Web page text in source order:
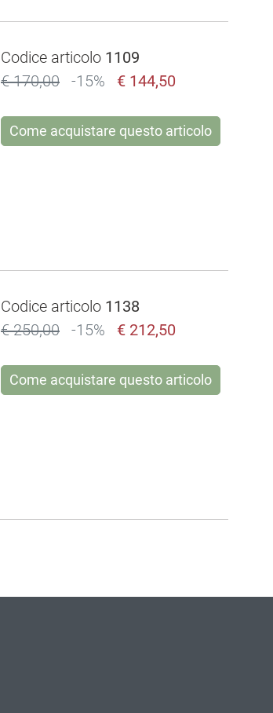
Codice articolo 1109
€ 170,00
-15% € 144,50
Come acquistare questo articolo
Codice articolo 1138
€ 250,00
-15% € 212,50
Come acquistare questo articolo